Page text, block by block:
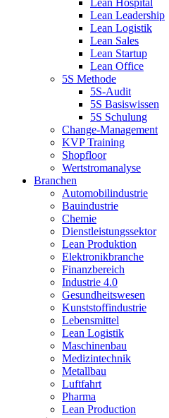
Lean Hospital
Lean Leadership
Lean Logistik
Lean Sales
Lean Startup
Lean Office
5S Methode
5S-Audit
5S Basiswissen
5S Schulung
Change-Management
KVP Training
Shopfloor
Wertstromanalyse
Branchen
Automobilindustrie
Bauindustrie
Chemie
Dienstleistungssektor
Lean Produktion
Elektronikbranche
Finanzbereich
Industrie 4.0
Gesundheitswesen
Kunststoffindustrie
Lebensmittel
Lean Logistik
Maschinenbau
Medizintechnik
Metallbau
Luftfahrt
Pharma
Lean Production